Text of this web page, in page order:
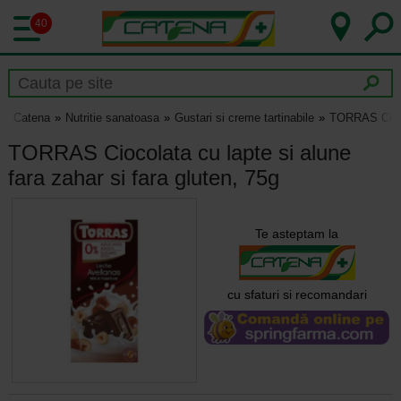
40
Catena Nutritie sanatoasa Gustari si creme tartinabile TORRAS
TORRAS Ciocolata cu lapte si alune
fara zahar si fara gluten, 75g
Te asteptam la
cu sfaturi si recomandari